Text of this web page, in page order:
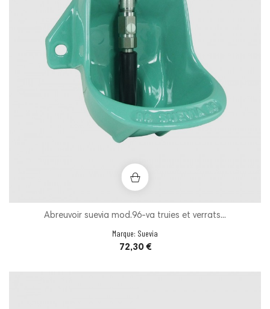
Abreuvoir suevia mod.96-va truies et verrats...
Marque: Suevia
Prix
72,30 €